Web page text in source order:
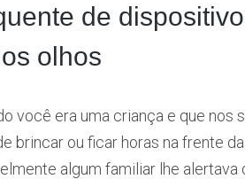
de
olhos
você era uma criança e que
brincar ou ficar horas na frente
algum familiar lhe